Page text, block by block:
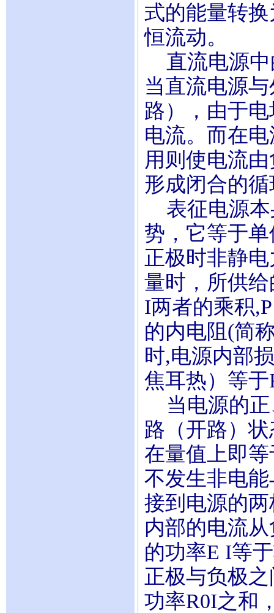
式的能量转
恒流动。
直流电源中
当直流电源
路），由于
电流。而在
用则使电流
形成闭合
表征电源本
势，它等于
正极时非静
量时，所供
I两者的乘积
的内电阻(简
时,电源内部
焦耳热）
当电源的正
路（开路）
在量值上即
不发生非电
接到电源的
内部的电流
的功率E I等
正极与负极
功率R0I之和